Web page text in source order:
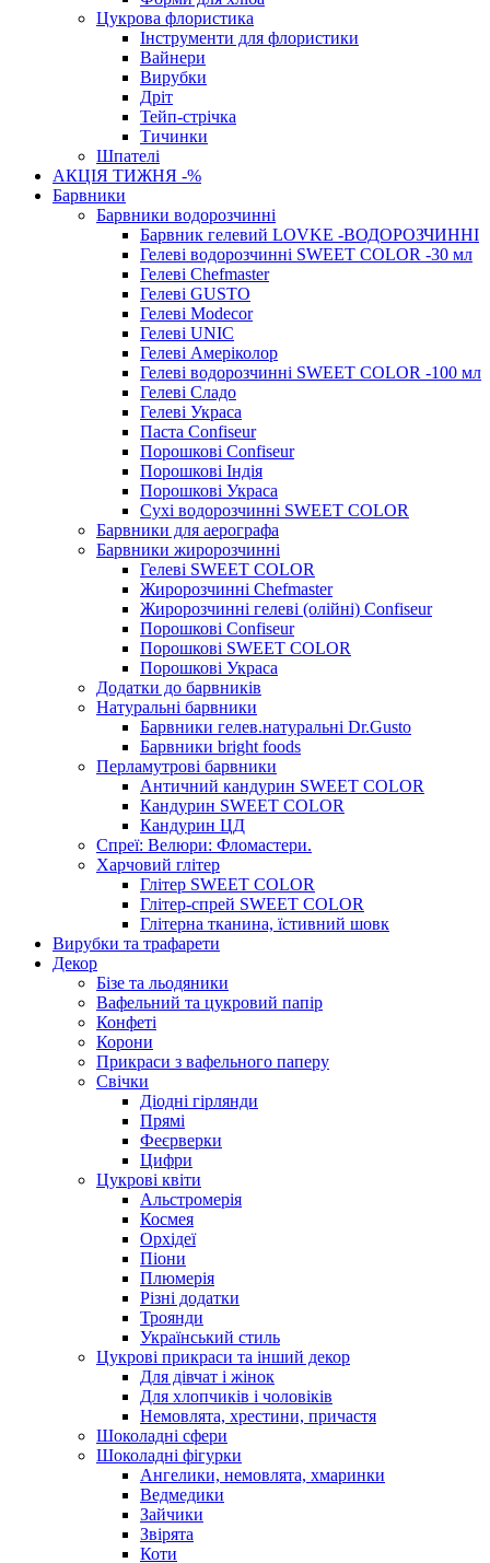
Цукрова флористика
Інструменти для флористики
Вайнери
Вирубки
Дріт
Тейп-стрічка
Тичинки
Шпателі
АКЦІЯ ТИЖНЯ -%
Барвники
Барвники водорозчинні
Барвник гелевий LOVKE -ВОДОРОЗЧИННІ
Гелеві водорозчинні SWEET COLOR -30 мл
Гелеві Chefmaster
Гелеві GUSTO
Гелеві Modecor
Гелеві UNIC
Гелеві Амеріколор
Гелеві водорозчинні SWEET COLOR -100 мл
Гелеві Сладо
Гелеві Украса
Паста Confiseur
Порошкові Confiseur
Порошкові Індія
Порошкові Украса
Сухі водорозчинні SWEET COLOR
Барвники для аерографа
Барвники жиророзчинні
Гелеві SWEET COLOR
Жиророзчинні Chefmaster
Жиророзчинні гелеві (олійні) Confiseur
Порошкові Confiseur
Порошкові SWEET COLOR
Порошкові Украса
Додатки до барвників
Натуральні барвники
Барвники гелев.натуральні Dr.Gusto
Барвники bright foods
Перламутрові барвники
Античний кандурин SWEET COLOR
Кандурин SWEET COLOR
Кандурин ЦД
Спреї: Велюри: Фломастери.
Харчовий глітер
Глітер SWEET COLOR
Глітер-спрей SWEET COLOR
Глітерна тканина, їстивний шовк
Вирубки та трафарети
Декор
Бізе та льодяники
Вафельний та цукровий папір
Конфеті
Корони
Прикраси з вафельного паперу
Свічки
Діодні гірлянди
Прямі
Феєрверки
Цифри
Цукрові квіти
Альстромерія
Космея
Орхідеї
Піони
Плюмерія
Різні додатки
Троянди
Український стиль
Цукрові прикраси та інший декор
Для дівчат і жінок
Для хлопчиків і чоловіків
Немовлята, хрестини, причастя
Шоколадні сфери
Шоколадні фігурки
Ангелики, немовлята, хмаринки
Ведмедики
Зайчики
Звірята
Коти